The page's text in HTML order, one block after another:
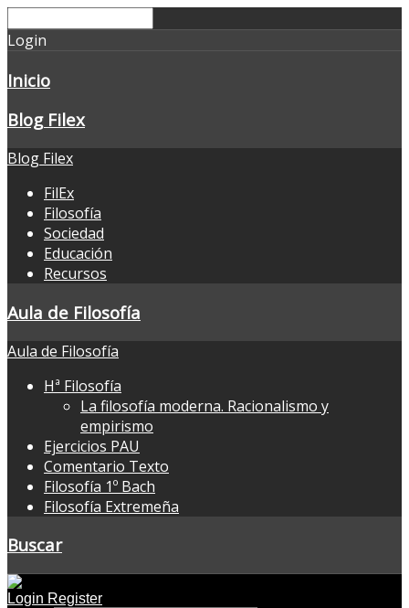
Login
Inicio
Blog Filex
Blog Filex
FilEx
Filosofía
Sociedad
Educación
Recursos
Aula de Filosofía
Aula de Filosofía
Hª Filosofía
La filosofía moderna. Racionalismo y
empirismo
Ejercicios PAU
Comentario Texto
Filosofía 1º Bach
Filosofía Extremeña
Buscar
Login Register